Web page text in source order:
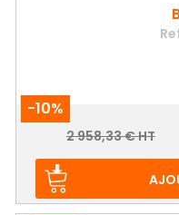
-10%
Prix
Prix
2 958,33 € HT